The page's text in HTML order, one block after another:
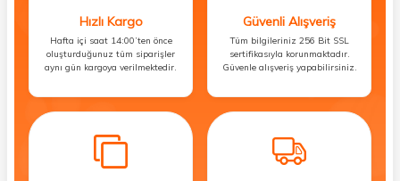
Hızlı Kargo
Hafta içi saat 14:00’ten önce
oluşturduğunuz tüm siparişler
aynı gün kargoya verilmektedir.
Güvenli Alışveriş
Tüm bilgileriniz 256 Bit SSL
sertifikasıyla korunmaktadır.
Güvenle alışveriş yapabilirsiniz.